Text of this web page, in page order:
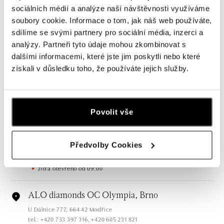
sociálních médií a analýze naší návštěvnosti využíváme
soubory cookie. Informace o tom, jak náš web používáte,
sdílíme se svými partnery pro sociální média, inzerci a
analýzy. Partneři tyto údaje mohou zkombinovat s
dalšími informacemi, které jste jim poskytli nebo které
získali v důsledku toho, že používáte jejich služby.
Povolit vše
Předvolby Cookies
Všechny Česko Slovensko
ALO diamonds OC Forum Nová Karolina,
Ostrava
tel.: +420 603 166 013, +420 603 565 187
ALO diamonds OC Nový Smíchov, Praha 5
Plzeňská 8, 150 00 Praha 5 - Smíchov
tel.: +420 603 192 388, +420 733 546 889
zítra otevřeno od 09:00
ALO diamonds OC Olympia, Brno
U Dálnice 777, 664 42 Modřice
tel.: +420 733 397 316, +420 605 231 821